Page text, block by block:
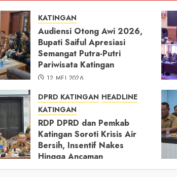
KATINGAN
Audiensi Otong Awi 2026,
Bupati Saiful Apresiasi
Semangat Putra-Putri
Pariwisata Katingan
12 MEI 2026
DPRD KATINGAN HEADLINE
KATINGAN
RDP DPRD dan Pemkab
Katingan Soroti Krisis Air
Bersih, Insentif Nakes
Hingga Ancaman
Pencemaran Sungai